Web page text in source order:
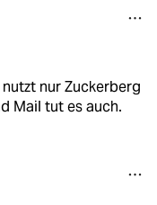
nutzt nur Zuckerberg
Mail tut es auch.